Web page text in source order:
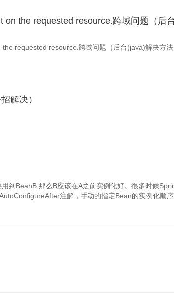
on the requested resource.跨域问题（后
requested resource.跨域问题（后台(java)解决方法
解决）
到BeanB,那么B应该在A之前实例化好。很多时候
注解，手动的指定Bean的实例化顺序